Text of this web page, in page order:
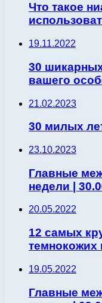
Что такое
19.11.2022
30
вашего
21.02.2023
30 милых
23.10.2023
Главные
недели |
20.05.2022
12 самых
темнокожих
19.05.2022
Главные